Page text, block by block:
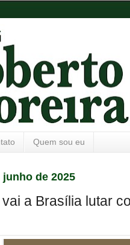
Quem sou eu
de 2025
a Brasília lutar